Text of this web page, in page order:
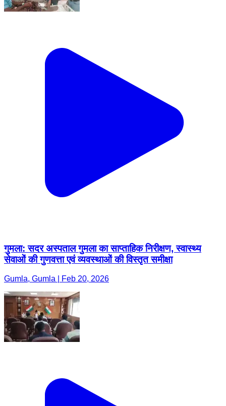
गुमला: सदर अस्पताल गुमला का साप्ताहिक निरीक्षण, स्वास्थ्य
सेवाओं की गुणवत्ता एवं व्यवस्थाओं की विस्तृत समीक्षा
Gumla, Gumla | Feb 20, 2026